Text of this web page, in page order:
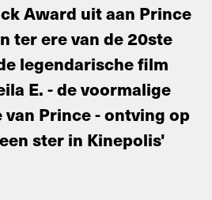
Award uit aan Prince
ter ere van de 20ste
legendarische film
E. - de voormalige
Prince - ontving op
ster in Kinepolis'